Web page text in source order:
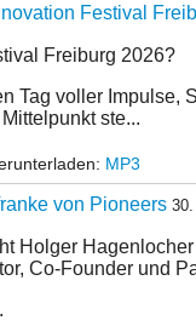
Festival
Freiburg 2026?
Tag voller Impulse,
ste...
MP3
von Pioneers
Holger
Co-Founder und